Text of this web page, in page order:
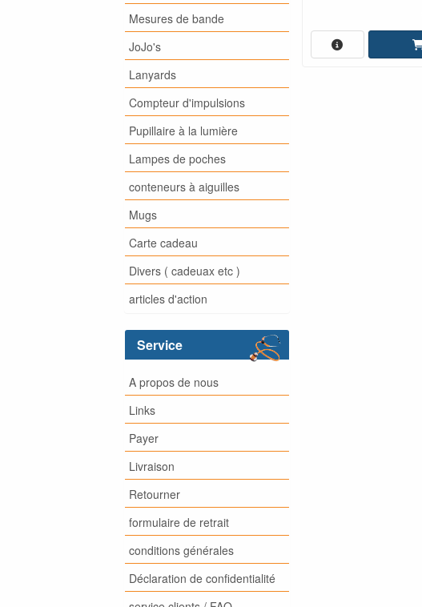
Mesures de bande
JoJo's
Lanyards
Compteur d'impulsions
Pupillaire à la lumière
Lampes de poches
conteneurs à aiguilles
Mugs
Carte cadeau
Divers ( cadeuax etc )
articles d'action
Service
A propos de nous
Links
Payer
Livraison
Retourner
formulaire de retrait
conditions générales
Déclaration de confidentialité